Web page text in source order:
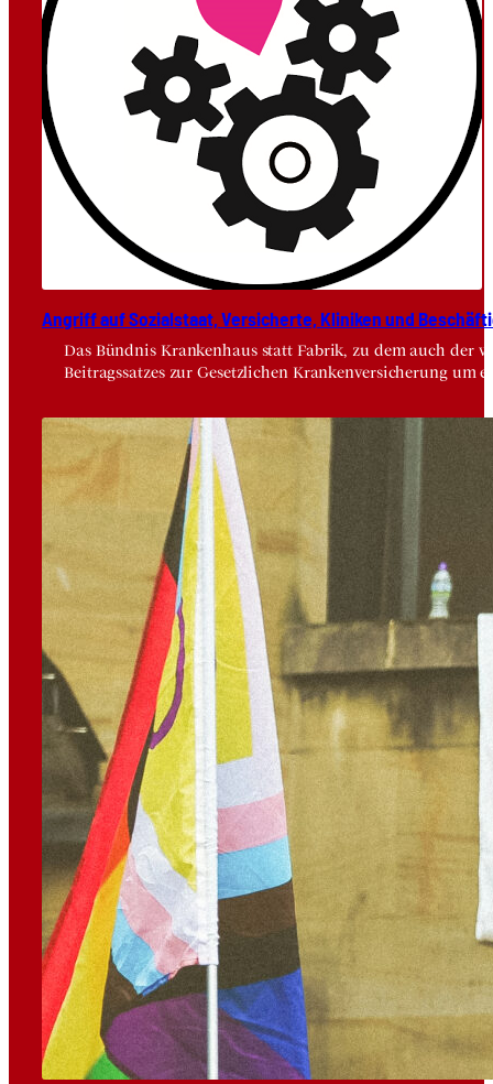
Angriff auf Sozi­al­staat, Ver­si­cher­te, Kli­ni­ken und
Das Bündnis Krankenhaus statt Fabrik, zu dem auch der
Beitragssatzes zur Gesetzlichen Krankenversicherung um